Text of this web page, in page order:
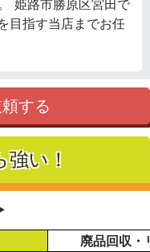
姫路市勝原区宮田で
目指す当店までお任
する
い！
廃品回収・